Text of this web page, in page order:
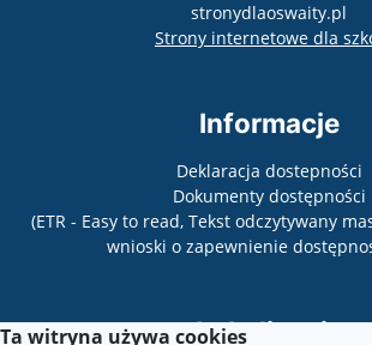
stronydlaoswaity.pl
Strony internetowe dla
Informacje
Deklaracja dostepności
Dokumenty dostępności
(ETR - Easy to read, Tekst odczytywany
wnioski o zapewnienie
Lokalizacja
Ta witryna używa cookies